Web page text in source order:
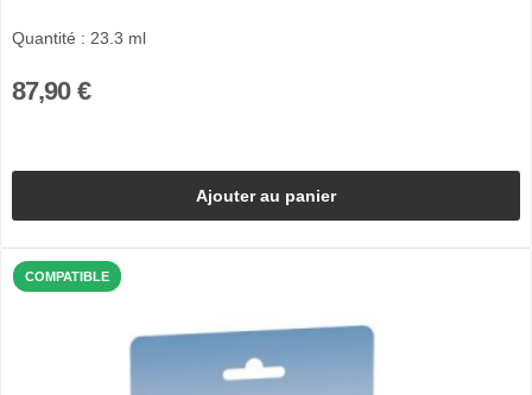
Quantité : 23.3 ml
87,90 €
Ajouter au panier
COMPATIBLE